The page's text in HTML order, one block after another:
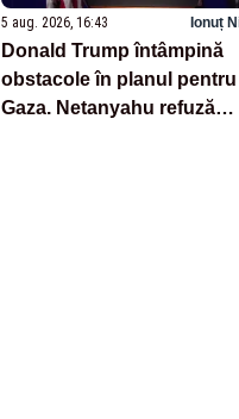
5 aug. 2026, 16:43 Ionuț
Donald Trump întâmpină
obstacole în planul pentru
Gaza. Netanyahu refuză